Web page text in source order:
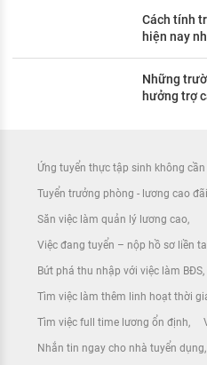
Cách tính
hiện nay
Những
hưởng trợ
Ứng tuyển thực tập sinh không
Tuyển trưởng phòng - lương cao
Săn việc làm quản lý lương cao
Việc đang tuyển – nộp hồ sơ liền
Bứt phá thu nhập với việc làm BĐS
Tìm việc làm thêm linh hoạt thời
Tìm việc full time lương ổn định
Nhắn tin ngay cho nhà tuyển dụng